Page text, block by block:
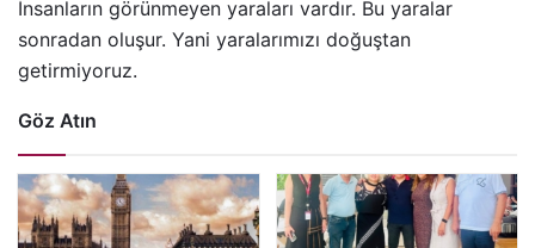
İnsanların görünmeyen yaraları vardır. Bu yaralar
sonradan oluşur. Yani yaralarımızı doğuştan
getirmiyoruz.
Göz Atın